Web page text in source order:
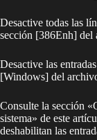
Desactive todas las
sección [386Enh] del
Desactive las
[Windows] del
Consulte la sección
sistema» de este
deshabilitan las